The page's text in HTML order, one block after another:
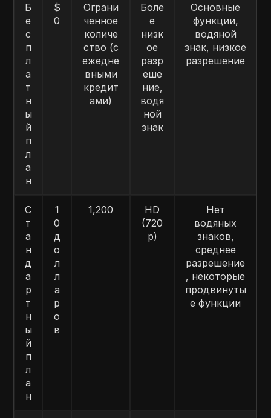
Б
е
с
п
л
а
т
н
ы
й
п
л
а
н
$
0
Ограни
ченное
количе
ство (с
ежедне
вными
кредит
ами)
Боле
е
низк
ое
разр
еше
ние,
водя
ной
знак
Основные
функции,
водяной
знак, низкое
разрешение
С
т
а
н
д
а
р
т
н
ы
й
п
л
а
н
1
0
д
о
л
л
а
р
о
в
1,200
HD
(720
p)
Нет
водяных
знаков,
среднее
разрешение
, некоторые
продвинуты
е функции